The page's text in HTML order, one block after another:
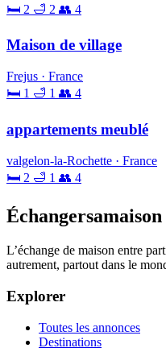
🛏 2 🛁 2 👥 4
Maison de village
Frejus · France
🛏 1 🛁 1 👥 4
appartements meublé
valgelon-la-Rochette · France
🛏 2 🛁 1 👥 4
Échangersamaison
L’échange de maison entre
autrement, partout dans le
Explorer
Toutes les annonces
Destinations